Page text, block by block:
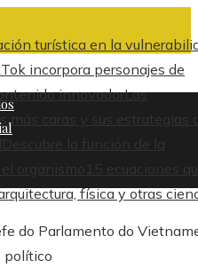
turística en la
incorpora personajes de
innovadorLas
más caras y sus estrategias
Descubre la función de la
organismo
15 ecuaciones
física y otras
do Parlamento do
político